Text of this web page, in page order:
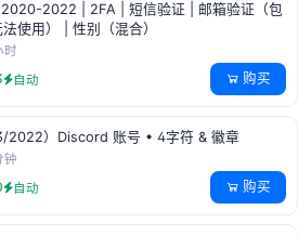
2022 | 2FA | 短信验证 | 邮箱验证（包
使用） | 性别（混合）
时
自动 购买
2022）Discord 账号 • 4字符 & 徽章
钟
自动 购买